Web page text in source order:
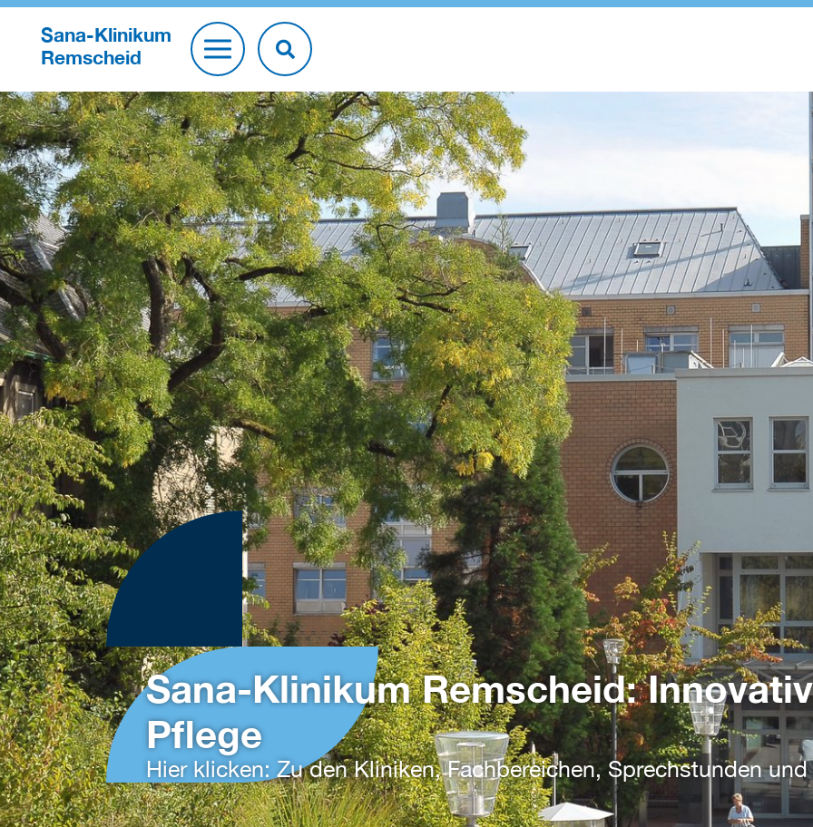
Sana-Klinikum
Remscheid
Sana-Klinikum Remscheid:
Pflege
Hier klicken: Zu den Kliniken, Fachbereichen, Sprechstunden